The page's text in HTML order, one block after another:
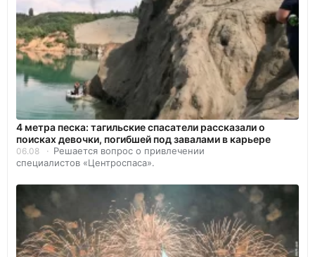
4 метра песка: тагильские спасатели рассказали о
поисках девочки, погибшей под завалами в карьере
06.08
Решается вопрос о привлечении
специалистов «Центроспаса».